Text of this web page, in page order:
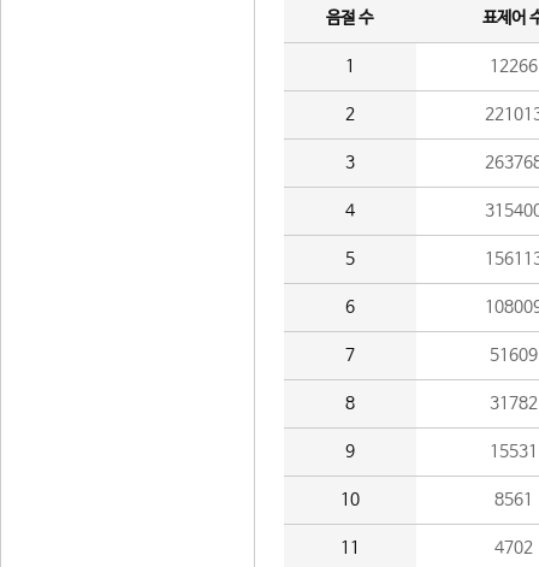
음절 수 표제어
1 12266
2
3
4
5
6
7 51609
8 31782
9 15531
10 8561
11 4702